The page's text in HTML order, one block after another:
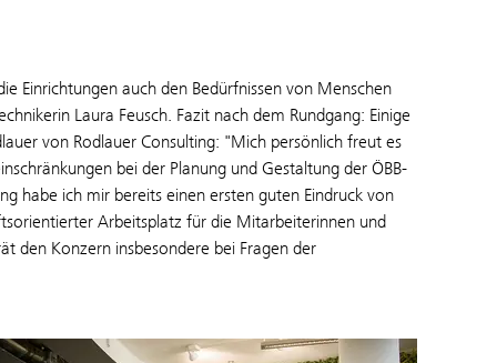
Einrichtungen auch den Bedürfnissen von Menschen
Laura Feusch. Fazit nach dem Rundgang: Einige
von Rodlauer Consulting: "Mich persönlich freut es
bei der Planung und Gestaltung der ÖBB-
habe ich mir bereits einen ersten guten Eindruck von
Arbeitsplatz für die Mitarbeiterinnen und
den Konzern insbesondere bei Fragen der